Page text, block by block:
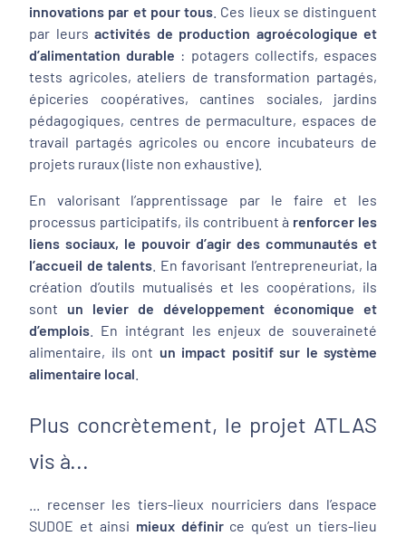
innovations par et pour tous . Ces lieux se distinguent
par leurs activités de production agroécologique et
d’alimentation durable : potagers collectifs, espaces
tests agricoles, ateliers de transformation partagés,
épiceries coopératives, cantines sociales, jardins
pédagogiques, centres de permaculture, espaces de
travail partagés agricoles ou encore incubateurs de
projets ruraux (liste non exhaustive).
En valorisant l’apprentissage par le faire et les
processus participatifs, ils contribuent à renforcer les
liens sociaux, le pouvoir d’agir des communautés et
l’accueil de talents . En favorisant l’entrepreneuriat, la
création d’outils mutualisés et les coopérations, ils
sont un levier de développement économique et
d’emplois . En intégrant les enjeux de souveraineté
alimentaire, ils ont un impact positif sur le système
alimentaire local
Plus concrètement, le projet ATLAS
vis à...
... recenser les tiers-lieux nourriciers dans l’espace
SUDOE et ainsi mieux définir ce qu’est un tiers-lieu